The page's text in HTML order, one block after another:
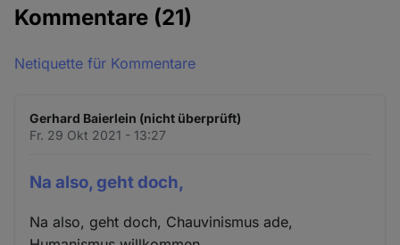
Kommentare (21)
Netiquette für Kommentare
Gerhard Baierlein (nicht überprüft)
Fr. 29 Okt 2021 - 13:27
Na also, geht doch,
Na also, geht doch, Chauvinismus ade,